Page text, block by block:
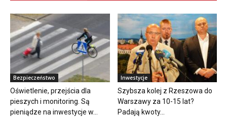
Bezpieczeństwo
Oświetlenie, przejścia dla
pieszych i monitoring. Są
pieniądze na inwestycje w...
Inwestycje
Szybsza kolej z Rzeszowa do
Warszawy za 10-15 lat?
Padają kwoty...